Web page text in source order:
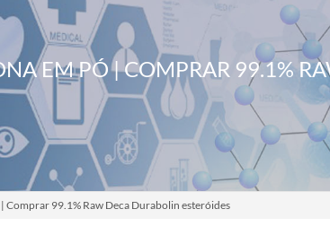
EM PÓ | COMPRAR 99.1%
99.1% Raw Deca Durabolin esteróides